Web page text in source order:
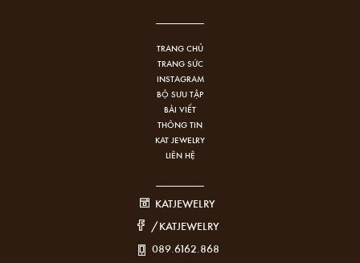
TRANG CHỦ
TRANG SỨC
INSTAGRAM
BỘ SƯU TẬP
BÀI VIẾT
THÔNG TIN
KAT JEWELRY
LIÊN HỆ
KATJEWELRY
/KATJEWELRY
089.6162.868